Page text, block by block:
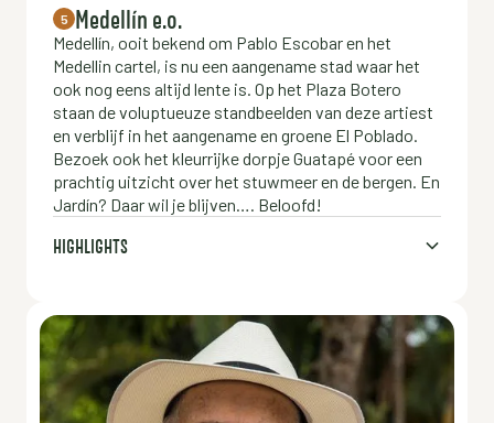
5 Medellín e.o.
Medellín, ooit bekend om Pablo Escobar en het
Medellin cartel, is nu een aangename stad waar het
ook nog eens altijd lente is. Op het Plaza Botero
staan de voluptueuze standbeelden van deze artiest
en verblijf in het aangename en groene El Poblado.
Bezoek ook het kleurrijke dorpje Guatapé voor een
prachtig uitzicht over het stuwmeer en de bergen. En
Jardín? Daar wil je blijven…. Beloofd!
HIGHLIGHTS